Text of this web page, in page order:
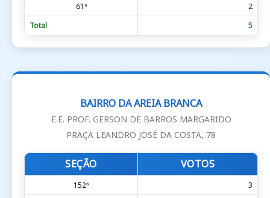
61ª
2
Total
5
BAIRRO DA AREIA BRANCA
E.E. PROF. GERSON DE BARROS MARGARIDO
PRAÇA LEANDRO JOSÉ DA COSTA, 78
SEÇÃO VOTOS
152ª
3